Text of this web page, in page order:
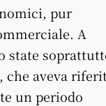
pur
A
state
che aveva
un periodo